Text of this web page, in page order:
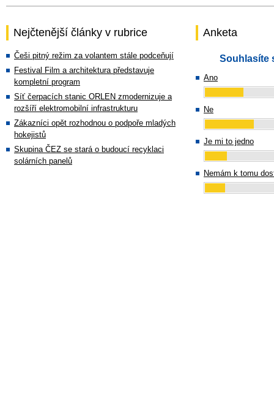
Nejčtenější články v rubrice
Češi pitný režim za volantem stále podceňují
Festival Film a architektura představuje
kompletní program
Síť čerpacích stanic ORLEN zmodernizuje a
rozšíří elektromobilní infrastrukturu
Zákazníci opět rozhodnou o podpoře mladých
hokejistů
Skupina ČEZ se stará o budoucí recyklaci
solárních panelů
Anketa
Souhlasíte
Ano
Ne
Je mi to jedno
Nemám k tomu